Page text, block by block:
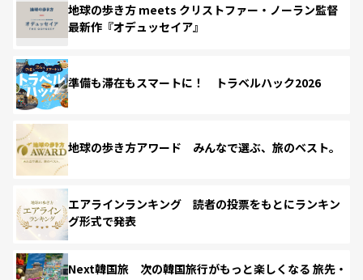
地球の歩き方 meets クリストファー・ノーラン監督
最新作『オデュッセイア』
準備も滞在もスマートに！ トラベルハック2026
地球の歩き方アワード みんなで選ぶ、旅のベスト。
エアラインランキング 読者の投票をもとにランキン
グ形式で発表
Next韓国旅 次の韓国旅行がもっと楽しくなる 旅先・